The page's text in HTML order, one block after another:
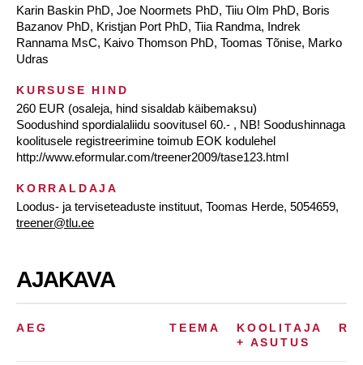
Karin Baskin PhD, Joe Noormets PhD, Tiiu Olm PhD, Boris
Bazanov PhD, Kristjan Port PhD, Tiia Randma, Indrek
Rannama MsC, Kaivo Thomson PhD, Toomas Tõnise, Marko
Udras
KURSUSE HIND
260 EUR (osaleja, hind sisaldab käibemaksu)
Soodushind spordialaliidu soovitusel 60.- , NB! Soodushinnaga
koolitusele registreerimine toimub EOK kodulehel
http://www.eformular.com/treener2009/tase123.html
KORRALDAJA
Loodus- ja terviseteaduste instituut, Toomas Herde, 5054659,
treener@tlu.ee
AJAKAVA
AEG TEEMA
KOOLITAJA
+ ASUTUS